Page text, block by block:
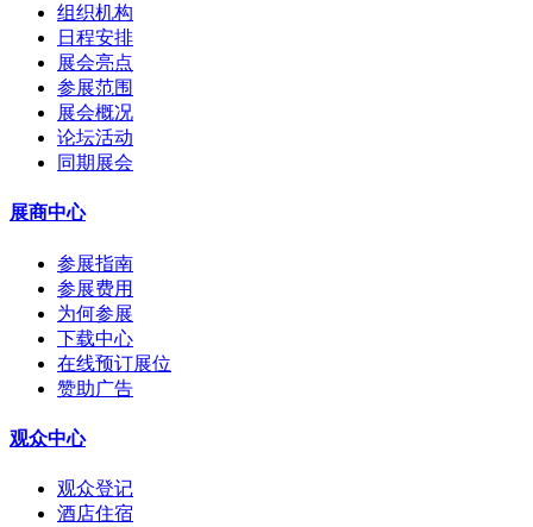
组织机构
日程安排
展会亮点
参展范围
展会概况
论坛活动
同期展会
展商中心
参展指南
参展费用
为何参展
下载中心
在线预订展位
赞助广告
观众中心
观众登记
酒店住宿